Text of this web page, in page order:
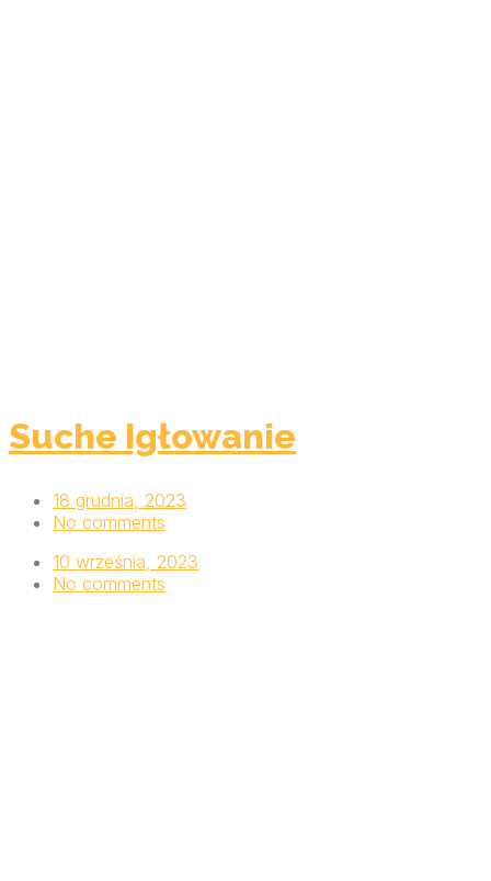
Suche Igłowanie
18 grudnia, 2023
No comments
10 września, 2023
No comments